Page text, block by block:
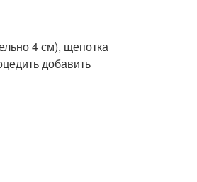
4 см), щепотка
добавить